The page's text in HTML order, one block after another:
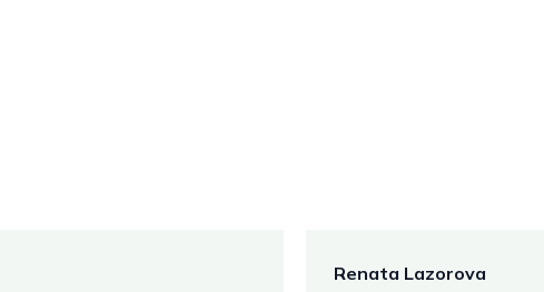
Renata Lazorova